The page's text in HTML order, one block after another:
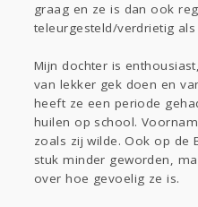
graag en ze is dan ook
teleurgesteld/verdrietig
Mijn dochter is
van lekker gek doen en
heeft ze een periode
huilen op school.
zoals zij wilde. Ook op de
stuk minder geworden,
over hoe gevoelig ze is.